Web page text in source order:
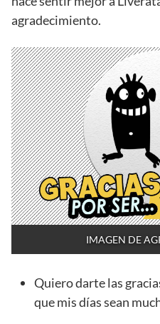
agradecimiento.
IMAGEN DE
Quiero darte las
que mis días sean